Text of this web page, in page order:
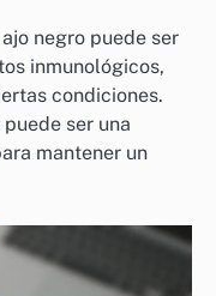
negro puede ser
inmunológicos,
condiciones.
ser una
mantener un